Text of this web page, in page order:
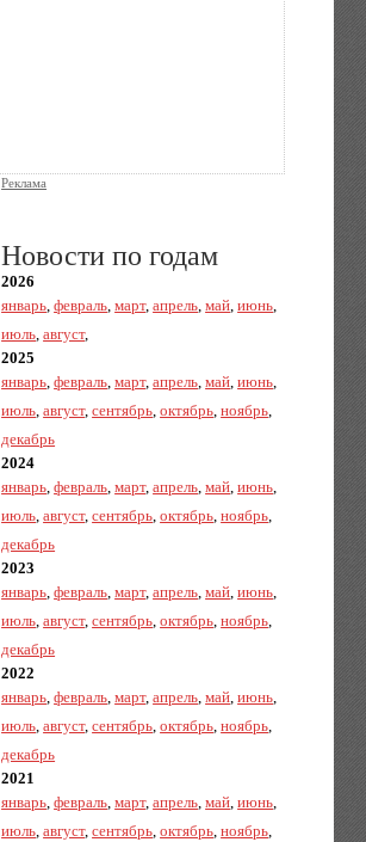
Реклама
Новости по годам
2026
январь,февраль,март,апрель,май,июнь,
июль,август,
2025
январь,февраль,март,апрель,май,июнь,
июль,август,сентябрь,октябрь,ноябрь,
декабрь
2024
январь,февраль,март,апрель,май,июнь,
июль,август,сентябрь,октябрь,ноябрь,
декабрь
2023
январь,февраль,март,апрель,май,июнь,
июль,август,сентябрь,октябрь,ноябрь,
декабрь
2022
январь,февраль,март,апрель,май,июнь,
июль,август,сентябрь,октябрь,ноябрь,
декабрь
2021
январь,февраль,март,апрель,май,июнь,
июль,август,сентябрь,октябрь,ноябрь,